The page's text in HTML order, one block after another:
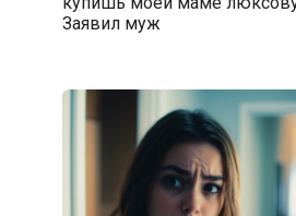
Заявил муж